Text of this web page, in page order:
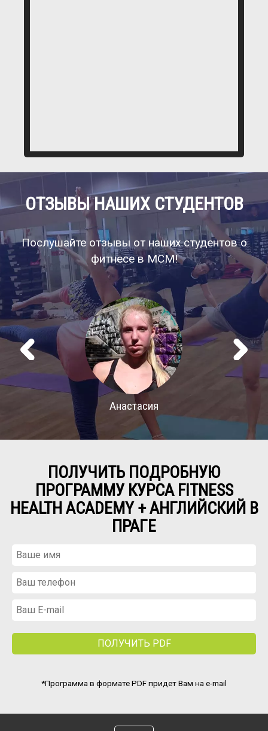
ОТЗЫВЫ НАШИХ СТУДЕНТОВ
Послушайте отзывы от наших студентов о
фитнесе в МСМ!
Анастасия
Анце
Любовь
ПРОГРАММУ КУРСА FITNESS
HEALTH ACADEMY + АНГЛИЙСКИЙ В
ПРАГЕ